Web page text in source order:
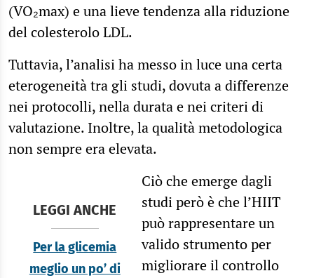
(VO₂max) e una lieve tendenza alla riduzione
del colesterolo LDL.
Tuttavia, l’analisi ha messo in luce una certa
eterogeneità tra gli studi, dovuta a differenze
nei protocolli, nella durata e nei criteri di
valutazione. Inoltre, la qualità metodologica
non sempre era elevata.
LEGGI ANCHE
Per la glicemia
meglio un po’ di
Ciò che emerge dagli
studi però è che l’HIIT
può rappresentare un
valido strumento per
migliorare il controllo